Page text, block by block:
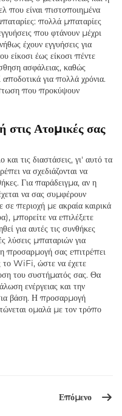
που είναι πιστοποιημένα
πολλά μπαταρίες
που φτάνουν μέχρι
έχουν εγγυήσεις για
είκοσι έως είκοσι πέντε
ασφάλειας, καθώς
αποδοτικά για πολλά χρόνια.
που προκύψουν
στις Ατομικές σας
τις διαστάσεις, γι' αυτό τα
να σχεδιάζονται να
Για παράδειγμα, αν η
να σας συμφέρουν
περιοχή με ακραία καιρικά
μπορείτε να επιλέξετε
για αυτές τις συνθήκες
λύσεις μπαταριών για
προσαρμογή σας επιτρέπει
το WiFi, ώστε να έχετε
του συστήματός σας. Θα
ενέργειας και την
βάση. Η προσαρμογή
ομαλά με τον τρόπο
Επόμενο